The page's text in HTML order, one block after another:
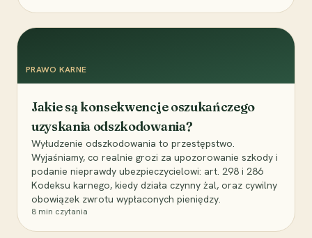
PRAWO KARNE
Jakie są konsekwencje oszukańczego
uzyskania odszkodowania?
Wyłudzenie odszkodowania to przestępstwo.
Wyjaśniamy, co realnie grozi za upozorowanie szkody i
podanie nieprawdy ubezpieczycielowi: art. 298 i 286
Kodeksu karnego, kiedy działa czynny żal, oraz cywilny
obowiązek zwrotu wypłaconych pieniędzy.
8 min czytania